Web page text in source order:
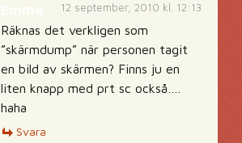
12 september, 2010 kl. 12:13
Räknas det verkligen som
”skärmdump” när personen tagit
en bild av skärmen? Finns ju en
liten knapp med prt sc också….
haha
Svara